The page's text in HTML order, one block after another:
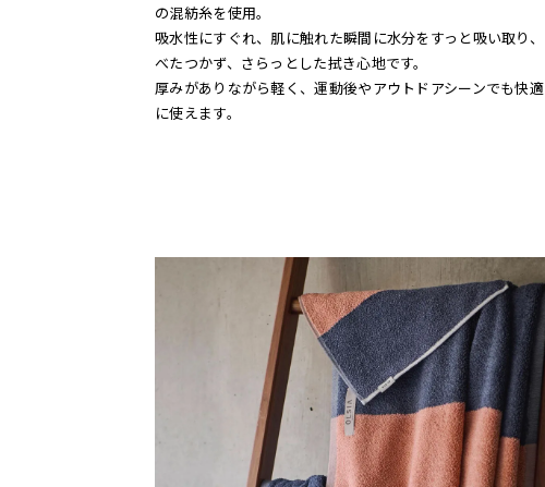
の混紡糸を使用。
吸水性にすぐれ、肌に触れた瞬間に水分をすっと吸い取り、
べたつかず、さらっとした拭き心地です。
厚みがありながら軽く、運動後やアウトドアシーンでも快適
に使えます。